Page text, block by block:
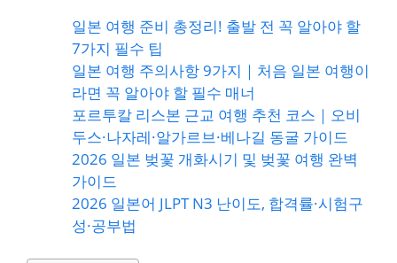
일본 여행 준비 총정리! 출발 전 꼭 알아야 할
7가지 필수 팁
일본 여행 주의사항 9가지｜처음 일본 여행이
라면 꼭 알아야 할 필수 매너
포르투칼 리스본 근교 여행 추천 코스｜오비
두스·나자레·알가르브·베나길 동굴 가이드
2026 일본 벚꽃 개화시기 및 벚꽃 여행 완벽
가이드
2026 일본어 JLPT N3 난이도, 합격률·시험구
성·공부법